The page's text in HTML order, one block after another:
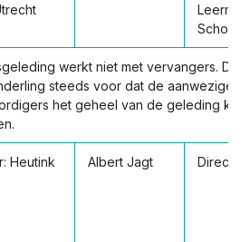
werkt niet met vervangers. De
steeds voor dat de aanwezige
het geheel van de geleding
Heutink
Albert Jagt